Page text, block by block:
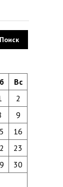
Вс
2
9
16
23
30